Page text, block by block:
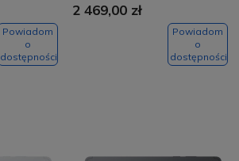
Powiadom
o
dostępności
Silver
2 469,00 zł
Powiadom
o
dostępności